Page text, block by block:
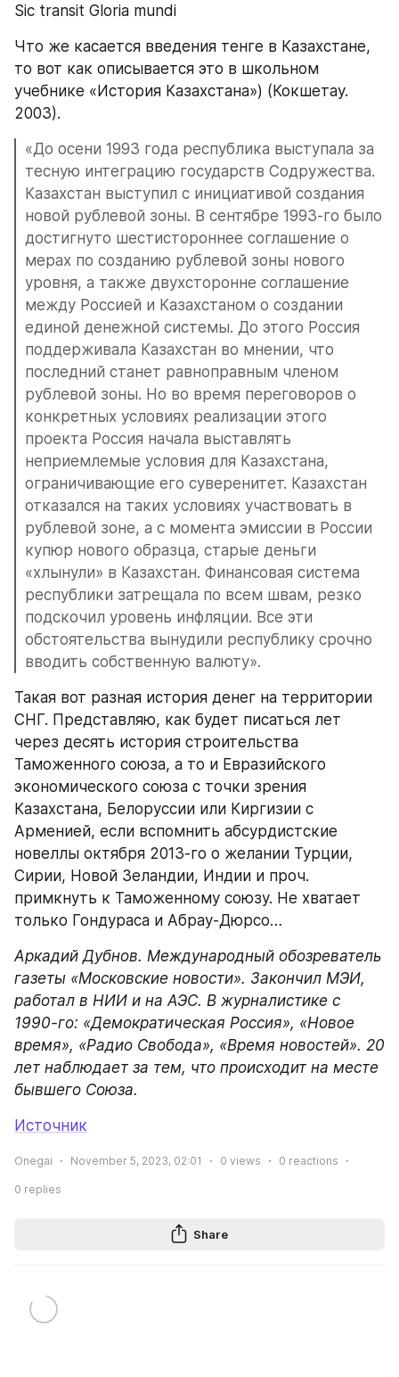
Sic transit Gloria mundi
Что же касается введения тенге в Казахстане,
то вот как описывается это в школьном
учебнике «История Казахстана») (Кокшетау.
2003).
«До осени 1993 года республика выступала за
тесную интеграцию государств Содружества.
Казахстан выступил с инициативой создания
новой рублевой зоны. В сентябре 1993-го было
достигнуто шестистороннее соглашение о
мерах по созданию рублевой зоны нового
уровня, а также двухсторонне соглашение
между Россией и Казахстаном о создании
единой денежной системы. До этого Россия
поддерживала Казахстан во мнении, что
последний станет равноправным членом
рублевой зоны. Но во время переговоров о
конкретных условиях реализации этого
проекта Россия начала выставлять
неприемлемые условия для Казахстана,
ограничивающие его суверенитет. Казахстан
отказался на таких условиях участвовать в
рублевой зоне, а с момента эмиссии в России
купюр нового образца, старые деньги
«хлынули» в Казахстан. Финансовая система
республики затрещала по всем швам, резко
подскочил уровень инфляции. Все эти
обстоятельства вынудили республику срочно
вводить собственную валюту».
Такая вот разная история денег на территории
СНГ. Представляю, как будет писаться лет
через десять история строительства
Таможенного союза, а то и Евразийского
экономического союза с точки зрения
Казахстана, Белоруссии или Киргизии с
Арменией, если вспомнить абсурдистские
новеллы октября 2013-го о желании Турции,
Сирии, Новой Зеландии, Индии и проч.
примкнуть к Таможенному союзу. Не хватает
только Гондураса и Абрау-Дюрсо…
Аркадий Дубнов. Международный обозреватель
газеты «Московские новости». Закончил МЭИ,
работал в НИИ и на АЭС. В журналистике с
1990-го: «Демократическая Россия», «Новое
время», «Радио Свобода», «Время новостей». 20
лет наблюдает за тем, что происходит на месте
бывшего Союза.
Источник
Onegai November 5, 2023, 02:01 0 views 0 reactions
0 replies
Share